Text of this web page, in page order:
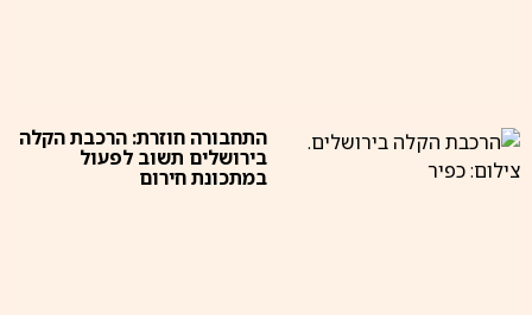
התחבורה חוזרת: הרכבת הקלה
בירושלים תשוב לפעול
במתכונת חירום